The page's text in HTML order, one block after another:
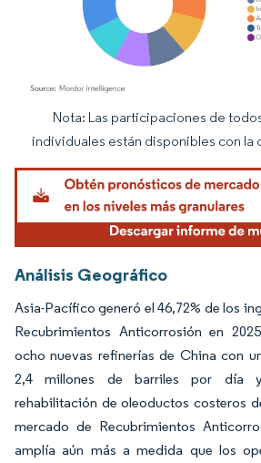
Imagen © Mordor Intelligence. El uso requiere
Nota: Las participaciones de
individuales están disponibles con la
Análisis Geográfico
Asia-Pacífico generó el 46,72% de los
Recubrimientos Anticorrosión en
ocho nuevas refinerías de China con
2,4 millones de barriles por día
rehabilitación de oleoductos costeros
mercado de Recubrimientos
amplía aún más a medida que los